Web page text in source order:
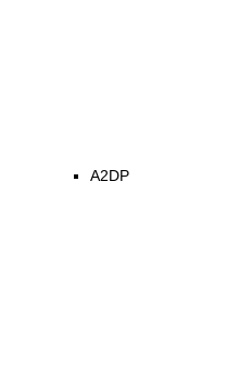
A2DP